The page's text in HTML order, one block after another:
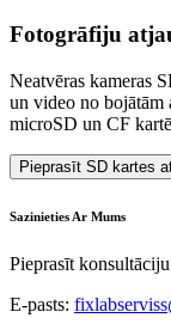
Fotogrāfiju
Neatvēras kameras
un video no bojātām
microSD un CF
Pieprasīt SD kartes
Sazinieties Ar Mums
Pieprasīt
E-pasts: